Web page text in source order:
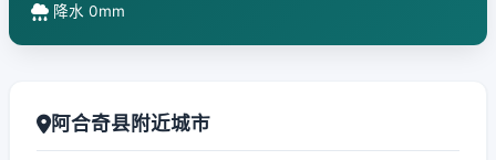
降水 0mm
阿合奇县附近城市